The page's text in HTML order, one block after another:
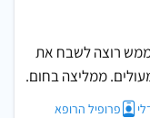
ממש רוצה לשבח את
ממליצה בחום.
פרופיל הרופא